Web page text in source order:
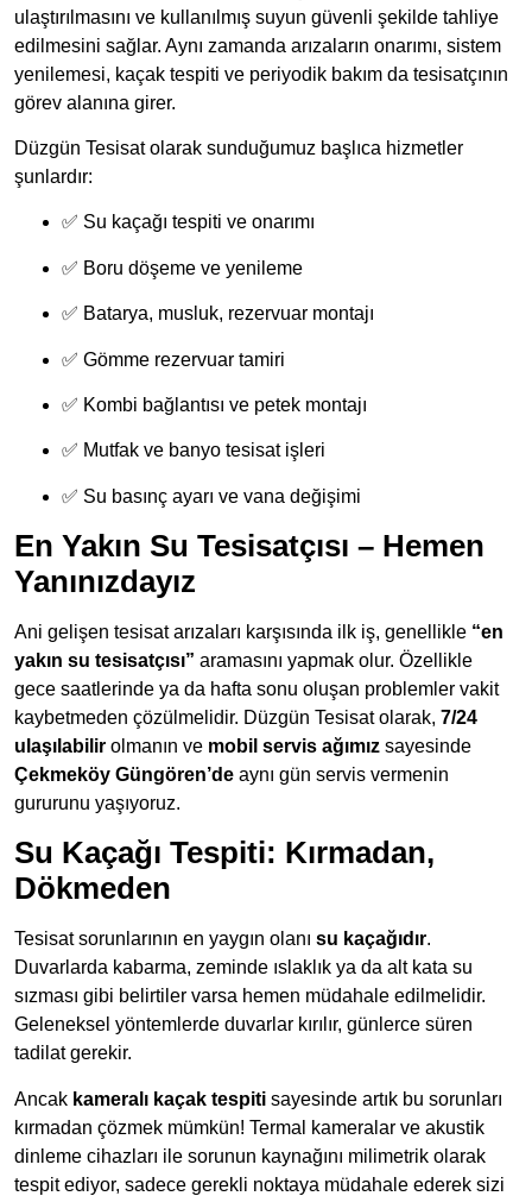
ulaştırılmasını ve kullanılmış suyun güvenli şekilde tahliye
edilmesini sağlar. Aynı zamanda arızaların onarımı, sistem
yenilemesi, kaçak tespiti ve periyodik bakım da tesisatçının
görev alanına girer.
Düzgün Tesisat olarak sunduğumuz başlıca hizmetler
şunlardır:
✅ Su kaçağı tespiti ve onarımı
✅ Boru döşeme ve yenileme
✅ Batarya, musluk, rezervuar montajı
✅ Gömme rezervuar tamiri
✅ Kombi bağlantısı ve petek montajı
✅ Mutfak ve banyo tesisat işleri
✅ Su basınç ayarı ve vana değişimi
En Yakın Su Tesisatçısı – Hemen
Yanınızdayız
Ani gelişen tesisat arızaları karşısında ilk iş, genellikle “en
yakın su tesisatçısı” aramasını yapmak olur. Özellikle
gece saatlerinde ya da hafta sonu oluşan problemler vakit
kaybetmeden çözülmelidir. Düzgün Tesisat olarak, 7/24
ulaşılabilir olmanın ve mobil servis ağımız sayesinde
Çekmeköy Güngören’de aynı gün servis vermenin
gururunu yaşıyoruz.
Su Kaçağı Tespiti: Kırmadan,
Dökmeden
Tesisat sorunlarının en yaygın olanı su kaçağıdır.
Duvarlarda kabarma, zeminde ıslaklık ya da alt kata su
sızması gibi belirtiler varsa hemen müdahale edilmelidir.
Geleneksel yöntemlerde duvarlar kırılır, günlerce süren
tadilat gerekir.
Ancak kameralı kaçak tespiti sayesinde artık bu sorunları
kırmadan çözmek mümkün! Termal kameralar ve akustik
dinleme cihazları ile sorunun kaynağını milimetrik olarak
tespit ediyor, sadece gerekli noktaya müdahale ederek sizi